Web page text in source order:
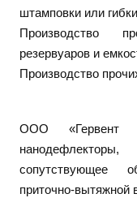
штамповки или
Производство
резервуаров и
Производство
ООО «Гервент
сопутствующее
приточно-вытяжной